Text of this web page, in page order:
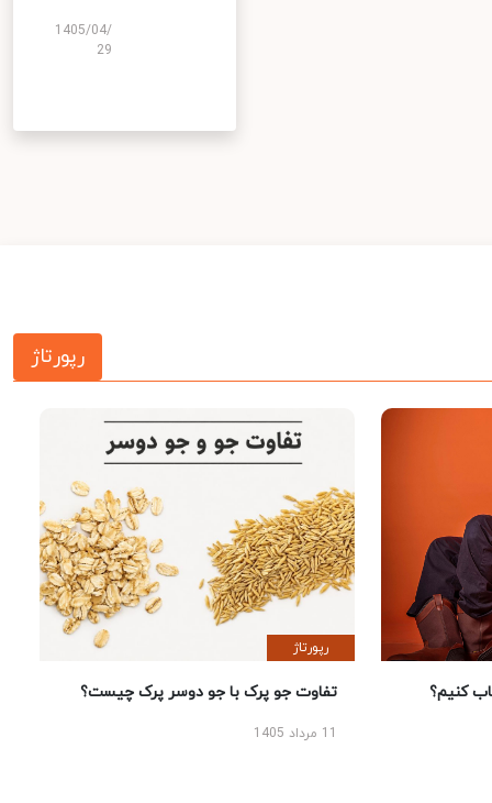
1405/04/
29
رپورتاژ
کنیم؟
رپورتاژ
تفاوت جو پرک با جو دوسر پرک چیست؟